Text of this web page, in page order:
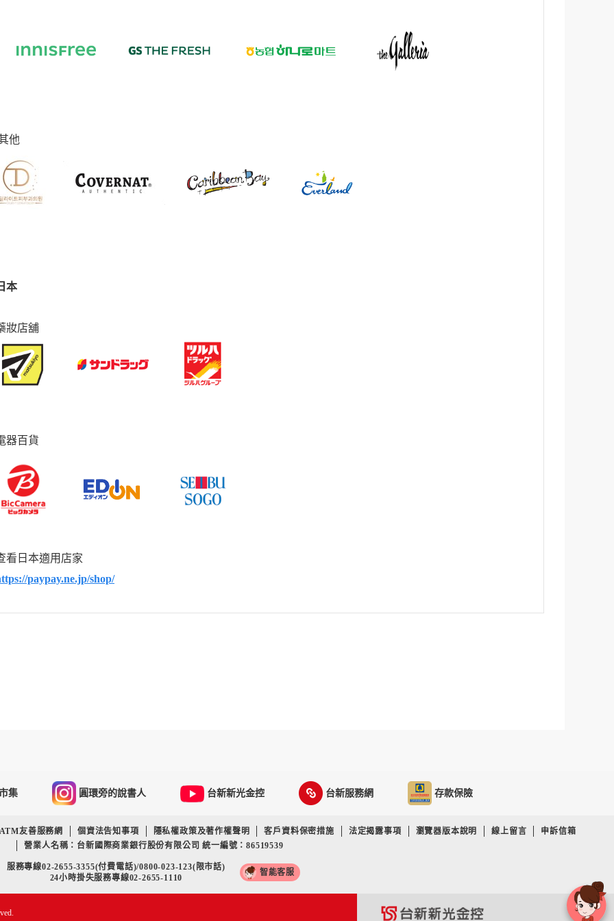
他
本
妝店舖
器百貨
看日本適用店家
paypay.ne.jp/shop/
集 圓環旁的說書人 台新新光金控 台新服務網 存款保險
友善服務網 個資法告知事項 隱私權政策及著作權聲明 客戶資料保密措施 法定揭露事項 瀏覽器版本說明 線上留言
申訴信箱
營業人名稱：台新國際商業銀行股份有限公司 統一編號：86519539
服務專線02-2655-3355(付費電話)/0800-023-123(限市話)
24小時掛失服務專線02-2655-1110
智能客服